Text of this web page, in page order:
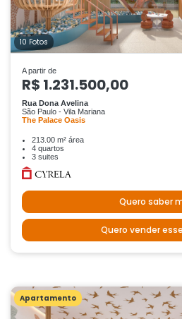
10 Fotos
A partir de
R$ 1.231.500,00
Rua Dona Avelina
São Paulo - Vila Mariana
The Palace Oasis
213.00 m² área
4 quartos
3 suites
Quero saber
Quero vender
Apartamento